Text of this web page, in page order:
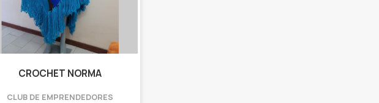
CROCHET NORMA
CLUB DE EMPRENDEDORES